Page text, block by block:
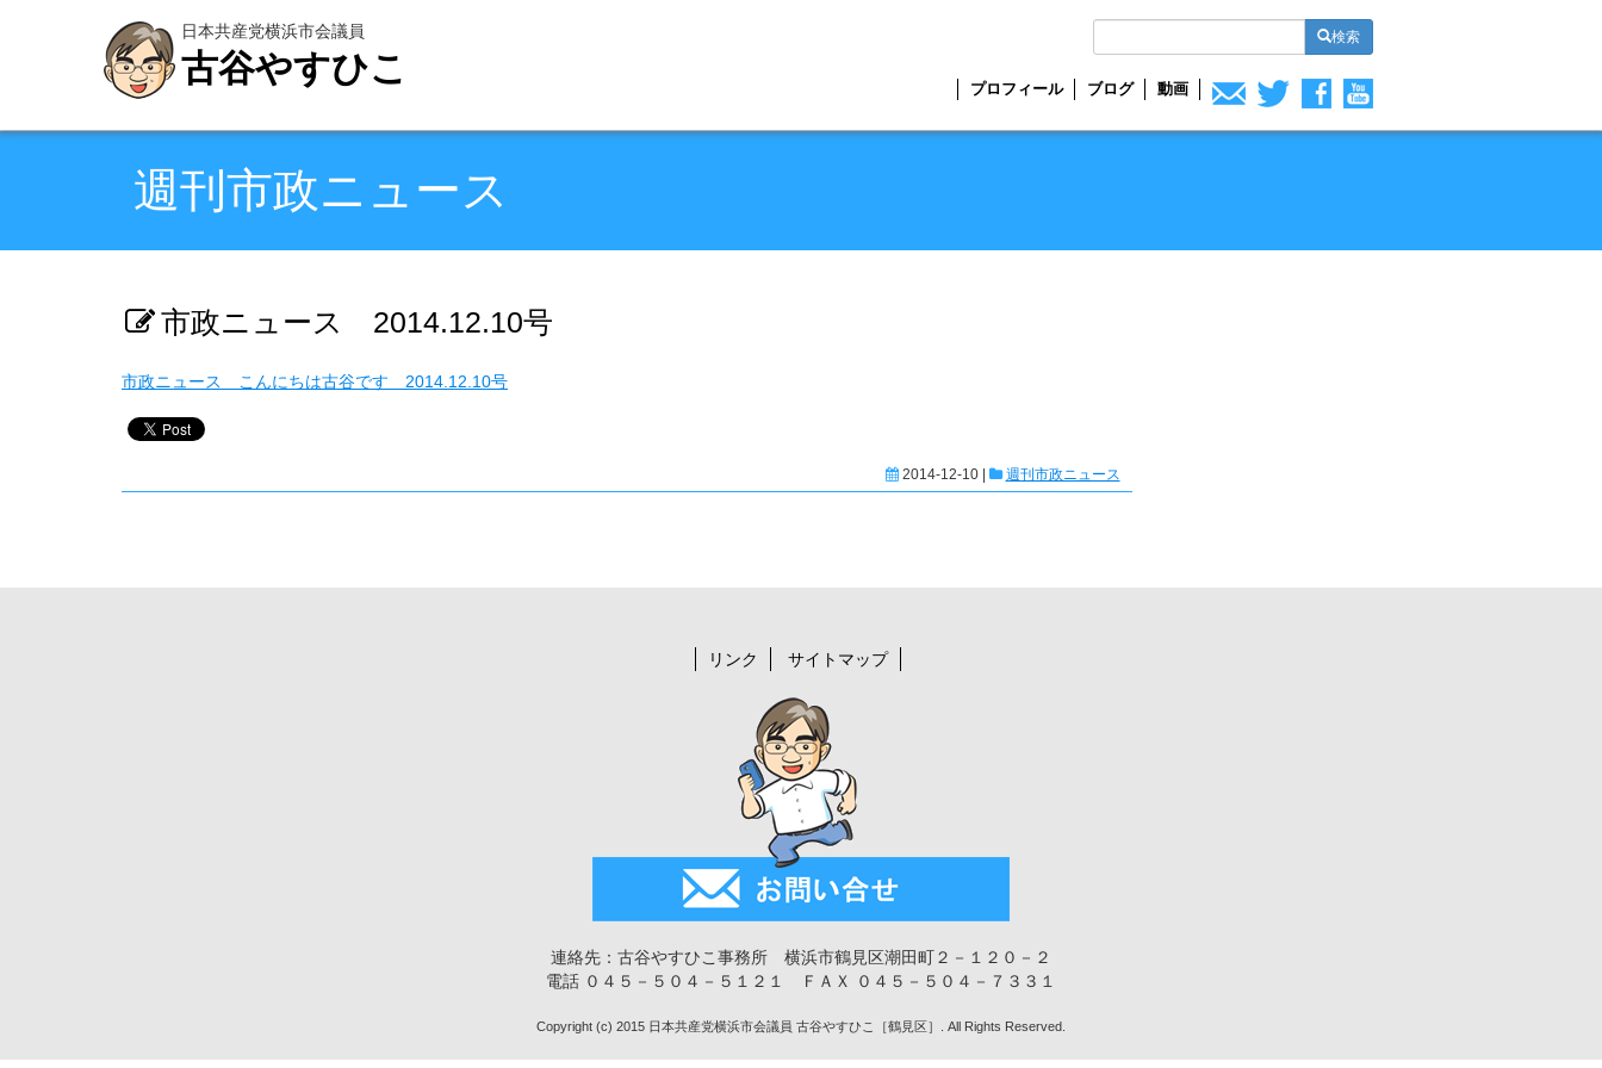
日本共産党横浜市会議員
古谷やすひこ
検索
プロフィール ブログ 動画
週刊市政ニュース
市政ニュース 2014.12.10号
市政ニュース こんにちは古谷です 2014.12.10号
2014-12-10 | 週刊市政ニュース
リンク サイトマップ
連絡先：古谷やすひこ事務所 横浜市鶴見区潮田町２－１２０－２
電話 ０４５－５０４－５１２１ ＦＡＸ ０４５－５０４－７３３１
Copyright (c) 2015 日本共産党横浜市会議員 古谷やすひこ［鶴見区］. All Rights Reserved.